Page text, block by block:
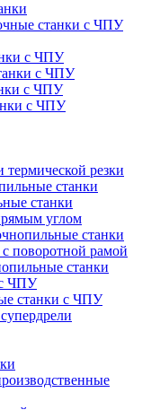
станки с ЧПУ
с ЧПУ
с ЧПУ
с ЧПУ
с ЧПУ
резки
станки
станки
углом
станки
поворотной рамой
станки
ЧПУ
станки с ЧПУ